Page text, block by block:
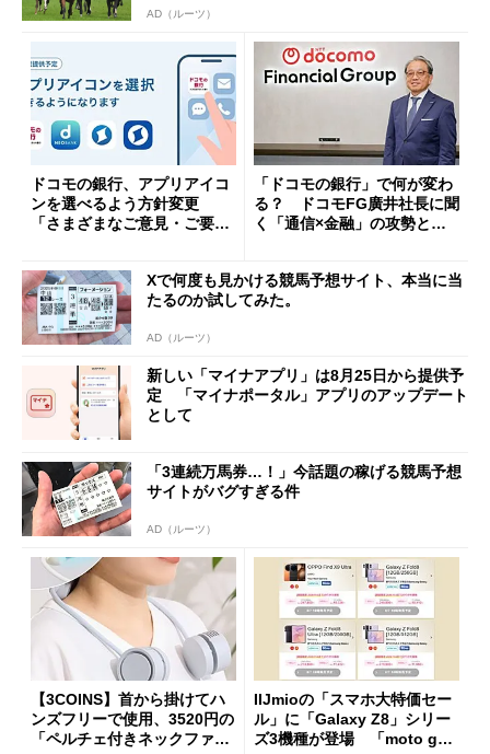
AD（ルーツ）
ドコモの銀行、アプリアイコ
ンを選べるよう方針変更
「さまざまなご意見・ご要望
「ドコモの銀行」で何が変わ
る？ ドコモFG廣井社長に聞
く「通信×金融」の攻勢とグ
Xで何度も見かける競馬予想サイト、本当に当
たるのか試してみた。
AD（ルーツ）
新しい「マイナアプリ」は8月25日から提供予
定 「マイナポータル」アプリのアップデート
として
「3連続万馬券…！」今話題の稼げる競馬予想
サイトがバグすぎる件
AD（ルーツ）
【3COINS】首から掛けてハ
ンズフリーで使用、3520円の
「ペルチェ付きネックファ
IIJmioの「スマホ大特価セー
ル」に「Galaxy Z8」シリー
ズ3機種が登場 「moto g37